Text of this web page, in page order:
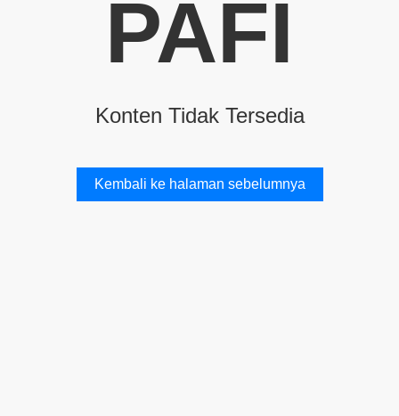
PAFI
Konten Tidak Tersedia
Kembali ke halaman sebelumnya